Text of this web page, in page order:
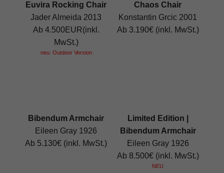
Euvira Rocking Chair
Jader Almeida 2013
Ab 4.500EUR(inkl.
MwSt.)
neu: Outdoor Version
Chaos Chair
Konstantin Grcic 2001
Ab 3.190€ (inkl. MwSt.)
Bibendum Armchair
Eileen Gray 1926
Ab 5.130€ (inkl. MwSt.)
Limited Edition |
Bibendum Armchair
Eileen Gray 1926
Ab 8.500€ (inkl. MwSt.)
NEU